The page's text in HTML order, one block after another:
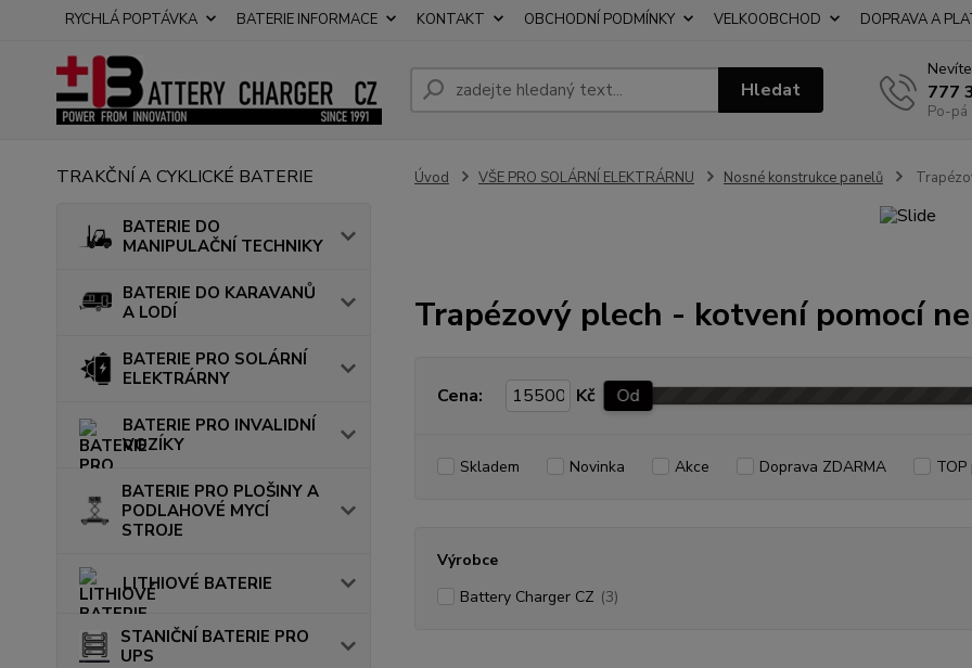
RYCHLÁ POPTÁVKA BATERIE INFORMACE KONTAKT OBCHODNÍ PODMÍNKY VELKOOBCHOD DOPRAVA A
Hledat 777
Po-pá
TRAKČNÍ A CYKLICKÉ BATERIE
BATERIE DO
MANIPULAČNÍ TECHNIKY
BATERIE DO KARAVANŮ
A LODÍ
BATERIE PRO SOLÁRNÍ
ELEKTRÁRNY
BATERIE PRO INVALIDNÍ
VOZÍKY
BATERIE PRO PLOŠINY A
PODLAHOVÉ MYCÍ
STROJE
LITHIOVÉ BATERIE
STANIČNÍ BATERIE PRO
UPS
Úvod VŠE PRO SOLÁRNÍ ELEKTRÁRNU Nosné konstrukce panelů
Trapézový plech - kotvení pomocí
Cena: Kč Od
Skladem Novinka Akce Doprava ZDARMA
Výrobce
Battery Charger CZ (3)